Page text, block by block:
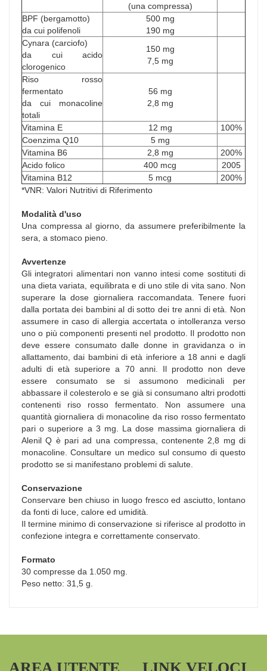
(una compressa)
BPF (bergamotto)
da cui polifenoli
500 mg
190 mg
Cynara (carciofo)
da cui acido
clorogenico
150 mg
7,5 mg
Riso rosso
fermentato
da cui monacoline
totali
56 mg
2,8 mg
Vitamina E 12 mg
100%
Coenzima Q10
5 mg
Vitamina B6
2,8 mg
200%
Acido folico
400 mcg
2005
Vitamina B12
5 mcg
200%
*VNR: Valori Nutritivi di Riferimento
Modalità d'uso
Una compressa al giorno, da assumere preferibilmente la
sera, a stomaco pieno.
Avvertenze
Gli integratori alimentari non vanno intesi come sostituti di
una dieta variata, equilibrata e di uno stile di vita sano. Non
superare la dose giornaliera raccomandata. Tenere fuori
dalla portata dei bambini al di sotto dei tre anni di età. Non
assumere in caso di allergia accertata o intolleranza verso
uno o più componenti presenti nel prodotto. Il prodotto non
deve essere consumato dalle donne in gravidanza o in
allattamento, dai bambini di età inferiore a 18 anni e dagli
adulti di età superiore a 70 anni. Il prodotto non deve
essere consumato se si assumono medicinali per
abbassare il colesterolo e se già si consumano altri prodotti
contenenti riso rosso fermentato. Non assumere una
quantità giornaliera di monacoline da riso rosso fermentato
pari o superiore a 3 mg. La dose massima giornaliera di
Alenil Q è pari ad una compressa, contenente 2,8 mg di
monacoline. Consultare un medico sul consumo di questo
prodotto se si manifestano problemi di salute.
Conservazione
Conservare ben chiuso in luogo fresco ed asciutto, lontano
da fonti di luce, calore ed umidità.
Il termine minimo di conservazione si riferisce al prodotto in
confezione integra e correttamente conservato.
Formato
30 compresse da 1.050 mg.
Peso netto: 31,5 g.